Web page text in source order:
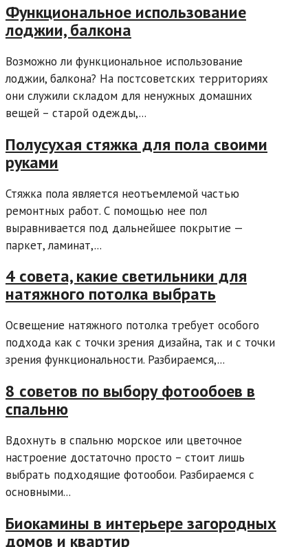
Функциональное использование
лоджии, балкона
Возможно ли функциональное использование
лоджии, балкона? На постсоветских территориях
они служили складом для ненужных домашних
вещей – старой одежды,...
Полусухая стяжка для пола своими
руками
Стяжка пола является неотъемлемой частью
ремонтных работ. С помощью нее пол
выравнивается под дальнейшее покрытие —
паркет, ламинат,...
4 совета, какие светильники для
натяжного потолка выбрать
Освещение натяжного потолка требует особого
подхода как с точки зрения дизайна, так и с точки
зрения функциональности. Разбираемся,...
8 советов по выбору фотообоев в
спальню
Вдохнуть в спальню морское или цветочное
настроение достаточно просто – стоит лишь
выбрать подходящие фотообои. Разбираемся с
основными...
Биокамины в интерьере загородных
домов и квартир